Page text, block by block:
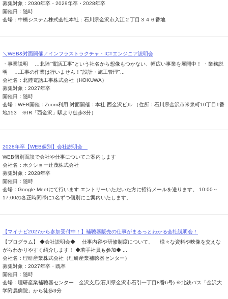
募集対象：2030年卒・2029年卒・2028年卒
開催日：随時
会場：中橋システム株式会社本社：石川県金沢市入江２丁目３４６番地
＼WEB&対面開催／インフラストラクチャ・ICTエンジニア説明会
・事業説明 …北陸"電話工事"という社名から想像もつかない、幅広い事業を展開中！ ・業務説
明 …工事の作業は行いません！"設計・施工管理"...
会社名：北陸電話工事株式会社（HOKUWA）
募集対象：2027年卒
開催日：随時
会場：WEB開催：Zoom利用 対面開催：本社 西金沢ビル （住所：石川県金沢市米泉町10丁目1番
地153 ※IR「西金沢」駅より徒歩3分）
2028年卒【WEB個別】会社説明会
WEB個別面談で会社や仕事についてご案内します
会社名：ホクショー辻茂株式会社
募集対象：2028年卒
開催日：随時
会場：Google Meetにて行います エントリーいただいた方に招待メールを送ります。 10:00～
17:00の各正時間帯に1名ずつ個別にご案内いたします。
【マイナビ2027から参加受付中！】補聴器販売の仕事がまるっとわかる会社説明会！
【プログラム】 ◆会社説明会◆ 仕事内容や研修制度について、 様々な資料や映像を交えな
がらわかりやすく紹介します！ ◆若手社員も参加◆ ...
会社名：理研産業株式会社（理研産業補聴器センター）
募集対象：2027年卒・既卒
開催日：随時
会場：理研産業補聴器センター 金沢支店(石川県金沢市石引一丁目8番6号) ※北鉄バス「金沢大
学附属病院」から徒歩3分